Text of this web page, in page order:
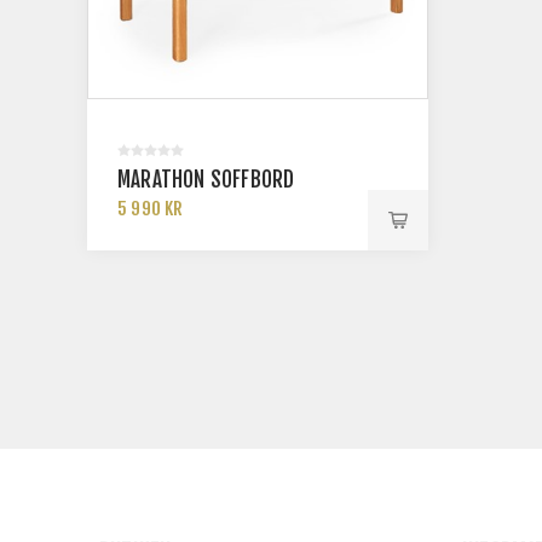
MARATHON SOFFBORD
5 990 KR